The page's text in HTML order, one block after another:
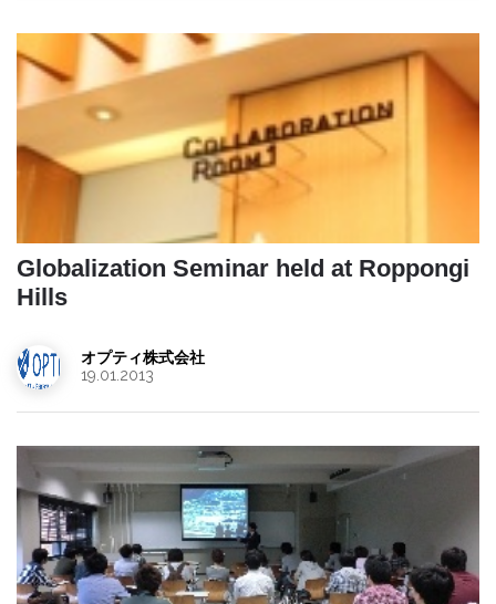
Globalization Seminar held at Roppongi
Hills
オプティ株式会社
19.01.2013